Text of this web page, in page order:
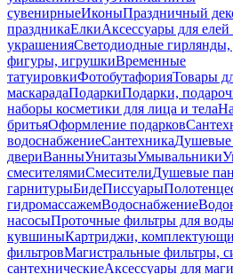
сувенирныеИконыПраздничный
праздникаЕлкиАксессуары для
украшенияСветодиодные гирлянды,
фигуры, игрушкиВременные
татуировкиФотобутафорияТовары
маскарадаПодаркиПодарки,
наборы косметики для лица и тела
бритьяОформление подарков
водоснабжениеСантехникаДушевые
двериВанныУнитазыУмывальники
смесителямиСмесителиДушевые
гарнитурыБидеПиссуары
гидромассажемВодоснабжение
насосыПроточные фильтры для
кувшиныКартриджи,
фильтровМагистральные фильтры,
сантехническиеАксессуары для